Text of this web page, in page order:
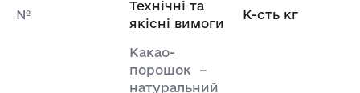
№
Технічні та
якісні вимоги
К-сть кг
Какао-
порошок –
натуральний